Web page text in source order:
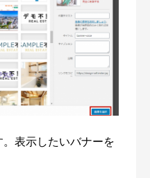
表示したいバナーを